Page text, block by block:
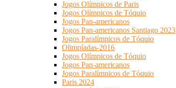
Jogos Olímpicos de Paris
Jogos Olímpicos de Tóquio
Jogos Pan-americanos
Jogos Pan-americanos Santiago 2023
Jogos Paralímpicos de Tóquio
Olimpíadas-2016
Jogos Olímpicos de Tóquio
Jogos Pan-americanos
Jogos Paralímpicos de Tóquio
Paris 2024